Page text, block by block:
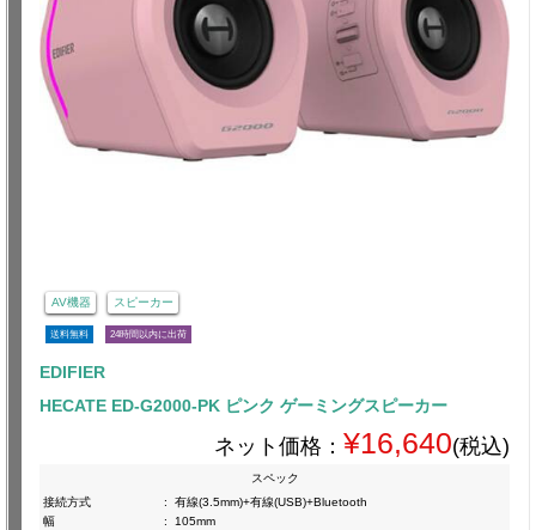
AV機器 スピーカー
送料無料 24時間以内に出荷
EDIFIER
HECATE ED-G2000-PK ピンク ゲーミングスピーカー
ネット価格： ¥16,640(税込)
スペック
接続方式
:
有線(3.5mm)+有線(USB)+Bluetooth
幅
:
105mm